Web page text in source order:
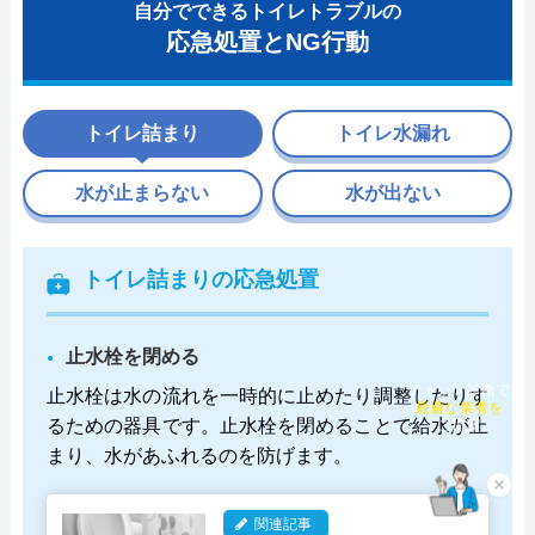
自分でできるトイレトラブルの
応急処置とNG行動
トイレ詰まり
トイレ詰まりの応急処置
止水栓を閉める
止水栓は水の流れを一時的に止めたり調整したりす
るための器具です。止水栓を閉めることで給水が止
まり、水があふれるのを防げます。
関連記事
トイレ水漏れ
水が止まらない 水が出ない
×
チャット診断で
最適な業者を
ご提案